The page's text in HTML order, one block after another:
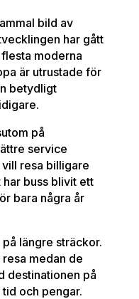
bild av
har gått
moderna
är utrustade för
betydligt
på
service
resa billigare
buss blivit ett
bara några år
längre sträckor.
medan de
destinationen på
och pengar.